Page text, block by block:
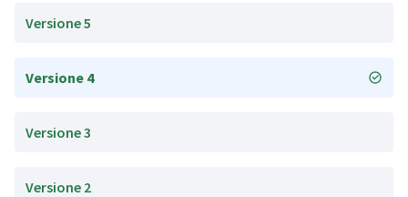
Versione 5
Versione 4
Versione 3
Versione 2